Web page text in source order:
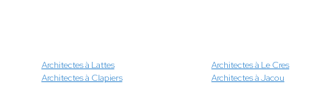
Architectes à Lattes Architectes à Le Cres
Architectes à Clapiers Architectes à Jacou